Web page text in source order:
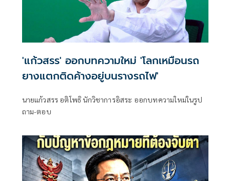
'แก้วสรร' ออกบทความใหม่ 'โลกเหมือนรถ
ยางแตกติดค้างอยู่บนรางรถไฟ'
นายแก้วสรร อติโพธิ นักวิชาการอิสระ ออกบทความใหม่ในรูป
ถาม-ตอบ